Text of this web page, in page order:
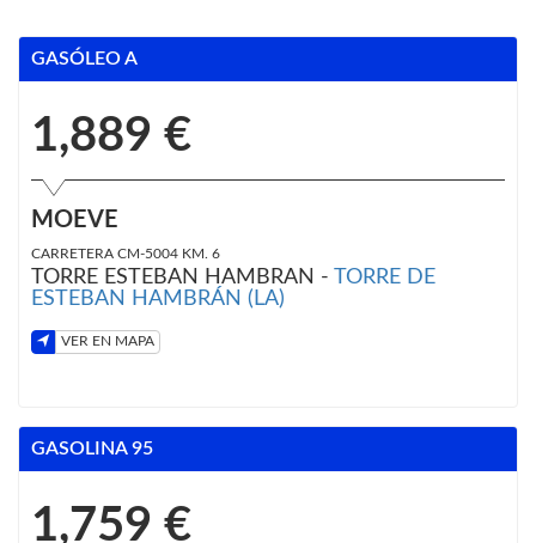
GASÓLEO A
1,889 €
MOEVE
CARRETERA CM-5004 KM. 6
TORRE ESTEBAN HAMBRAN - TORRE DE
ESTEBAN HAMBRÁN (LA)
VER EN MAPA
GASOLINA 95
1,759 €